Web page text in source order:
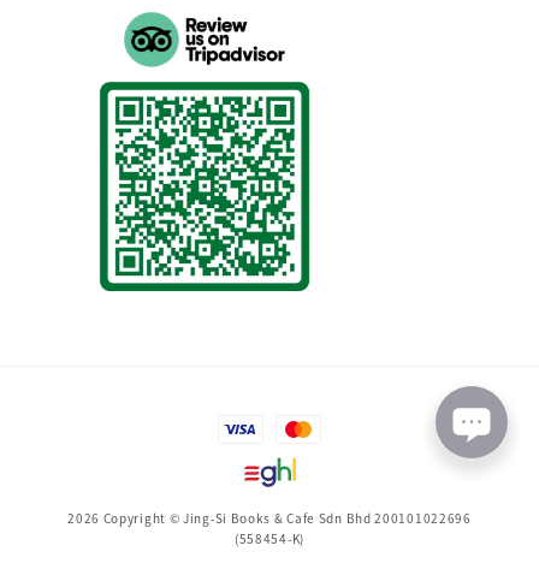
2026 Copyright © Jing-Si Books & Cafe Sdn Bhd 200101022696
(558454-K)